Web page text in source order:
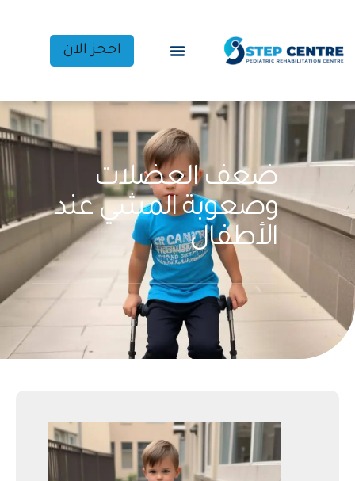
احجز الان
ضعف العضلات
وصعوبة المشي عند
الأطفال